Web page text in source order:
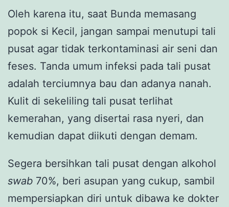
Oleh karena itu, saat Bunda memasang
popok si Kecil, jangan sampai menutupi tali
pusat agar tidak terkontaminasi air seni dan
feses. Tanda umum infeksi pada tali pusat
adalah terciumnya bau dan adanya nanah.
Kulit di sekeliling tali pusat terlihat
kemerahan, yang disertai rasa nyeri, dan
kemudian dapat diikuti dengan demam.
Segera bersihkan tali pusat dengan alkohol
swab 70%, beri asupan yang cukup, sambil
mempersiapkan diri untuk dibawa ke dokter